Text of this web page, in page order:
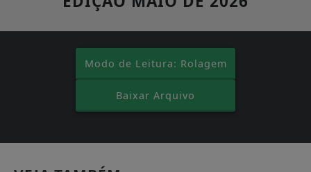
EDIÇÃO MAIO DE 2026
Modo de Leitura: Rolagem
Baixar Arquivo